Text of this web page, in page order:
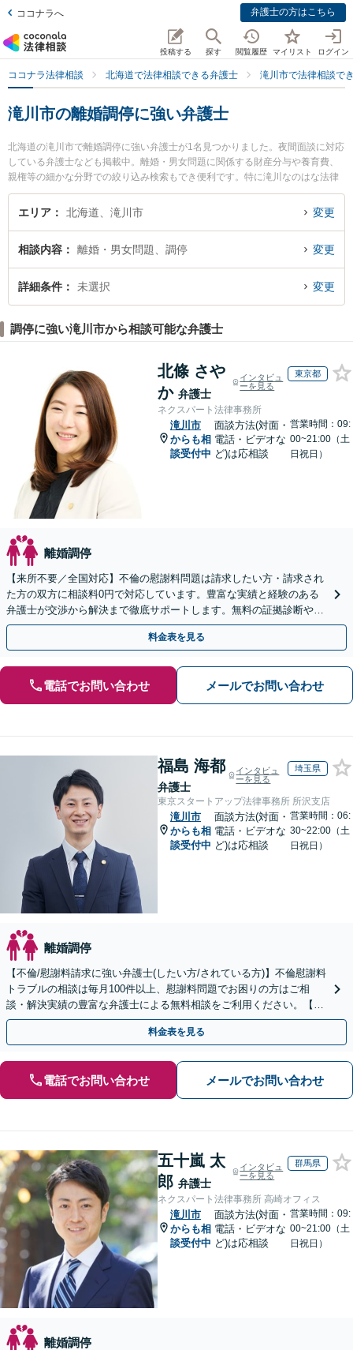
ココナラへ 弁護士の方はこちら
投稿する 探す 閲覧履歴 マイリスト ログイン
ココナラ法律相談 北海道で法律相談できる弁護士 滝川市で法律相談で
滝川市の離婚調停に強い弁護士
北海道の滝川市で離婚調停に強い弁護士が1名見つかりました。夜間面談に対応
している弁護士なども掲載中。離婚・男女問題に関係する財産分与や養育費、
親権等の細かな分野での絞り込み検索もでき便利です。特に滝川なのはな法律
事務所の大根田 紫織弁護士のプロフィール情報や弁護士費用、強みなどが注目
されています。『滝川市で土日や夜間に発生した離婚調停のトラブルを今すぐ
に相談予約したい』などでお困りの相談者さんにおすすめです。
エリア 北海道、滝川市 変更
相談内容 離婚・男女問題、調停 変更
詳細条件 未選択 変更
調停に強い滝川市から相談可能な弁護士
北條 さや
か 弁護士
インタビュ
ーを見る
東京都
ネクスパート法律事務所
滝川市
からも相
談受付中
面談方法(対面・
電話・ビデオな
ど)は応相談
営業時間：09:
00~21:00（土
日祝日）
離婚調停
【来所不要／全国対応】不倫の慰謝料問題は請求したい方・請求され
た方の双方に相談料0円で対応しています。豊富な実績と経験のある
弁護士が交渉から解決まで徹底サポートします。無料の証拠診断や着
手金の返還保証もありますので安心してご相談ください。
料金表を見る
電話でお問い合わせ メールでお問い合わせ
福島 海都
弁護士
インタビュ
ーを見る
埼玉県
東京スタートアップ法律事務所 所沢支店
滝川市
からも相
談受付中
面談方法(対面・
電話・ビデオな
ど)は応相談
営業時間：06:
30~22:00（土
日祝日）
離婚調停
【不倫/慰謝料請求に強い弁護士(したい方/されている方)】不倫慰謝料
トラブルの相談は毎月100件以上、慰謝料問題でお困りの方はご相
談・解決実績の豊富な弁護士による無料相談をご利用ください。【不
倫相談は初回0円】【全国対応】
料金表を見る
電話でお問い合わせ メールでお問い合わせ
五十嵐 太
郎 弁護士
インタビュ
ーを見る
群馬県
ネクスパート法律事務所 高崎オフィス
滝川市
からも相
談受付中
面談方法(対面・
電話・ビデオな
ど)は応相談
営業時間：09:
00~21:00（土
日祝日）
離婚調停